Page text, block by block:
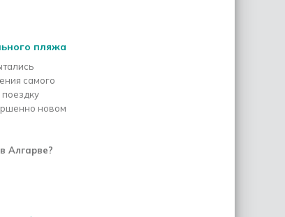
пляжа
самого
новом
Алгарве?